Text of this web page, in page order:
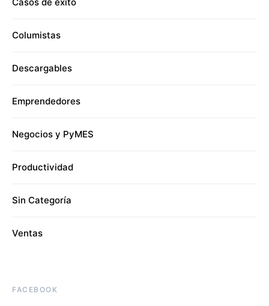
Columistas
Descargables
Emprendedores
Negocios y PyMES
Productividad
Sin Categoría
Ventas
FACEBOOK